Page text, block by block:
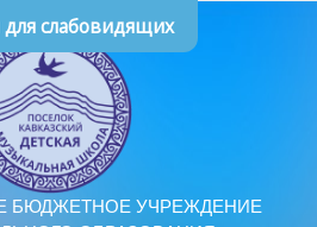
для слабовидящих
БЮДЖЕТНОЕ УЧРЕЖДЕНИЕ